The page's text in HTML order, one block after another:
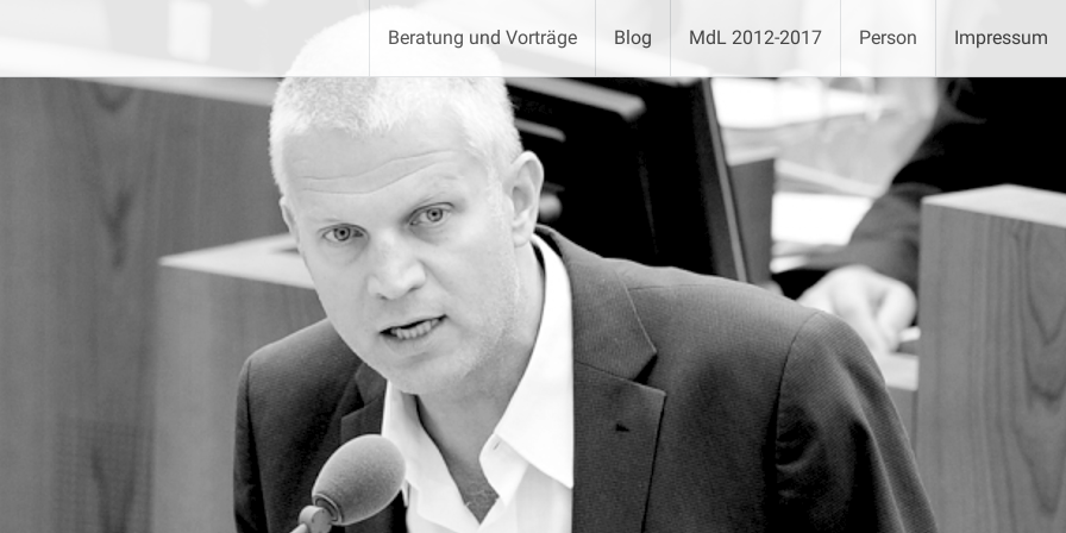
Beratung und Vorträge Blog MdL 2012-2017 Person Impressum